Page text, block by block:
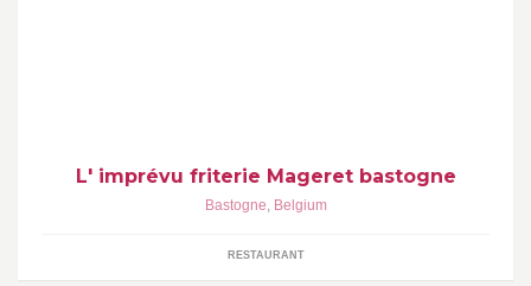
L' imprévu friterie Mageret bastogne
Bastogne, Belgium
RESTAURANT